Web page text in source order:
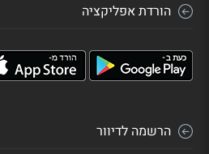
הורדת אפליקציה
הרשמה לדיוור